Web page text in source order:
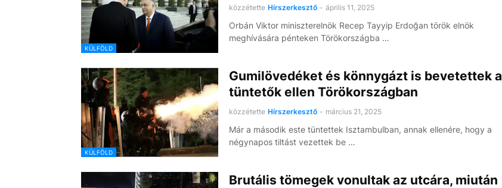
KÜLFÖLD
közzétette Hírszerkesztő - április 11, 2025
Orbán Viktor miniszterelnök Recep Tayyip Erdoğan török elnök
meghívására pénteken Törökországba …
KÜLFÖLD
Gumilövedéket és könnygázt is bevetettek a
tüntetők ellen Törökországban
közzétette Hírszerkesztő - március 21, 2025
Már a második este tüntettek Isztambulban, annak ellenére, hogy a
négynapos tiltást vezettek be …
Brutális tömegek vonultak az utcára, miután